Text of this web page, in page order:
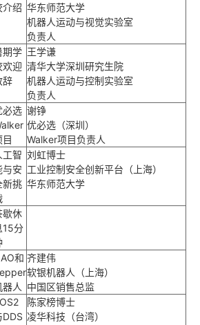
介绍 华东师范大学
机器人运动与视觉实验室
负责人
期学
欢迎
辞
王学谦
清华大学深圳研究生院
机器人运动与控制实验室
负责人
必选
目
谢铮
优必选（深圳）
Walker项目负责人
工智
与安
新挑
刘虹博士
工业控制安全创新平台（上海）
华东师范大学
歇休
15分
和
器人
齐建伟
软银机器人（上海）
中国区销售总监
DDS
陈家榜博士
凌华科技（台湾）